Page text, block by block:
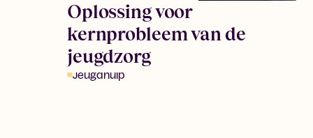
Oplossing voor
kernprobleem van de
jeugdzorg
Jeugdhulp